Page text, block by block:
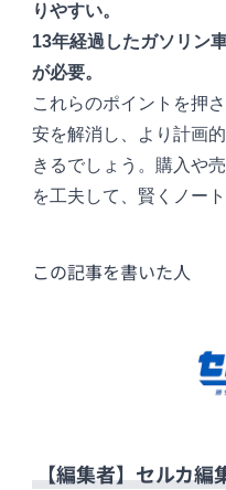
りやすい。
13年経過したガソリン
が必要。
これらのポイントを押
安を解消し、より計画
きるでしょう。購入や
を工夫して、賢くノー
この記事を書いた人
【編集者】セルカ編